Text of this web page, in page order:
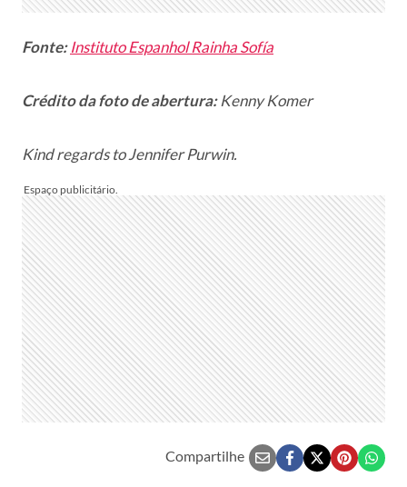
Fonte: Instituto Espanhol Rainha Sofía
Crédito da foto de abertura:Kenny Komer
Kind regards to Jennifer Purwin.
Compartilhe